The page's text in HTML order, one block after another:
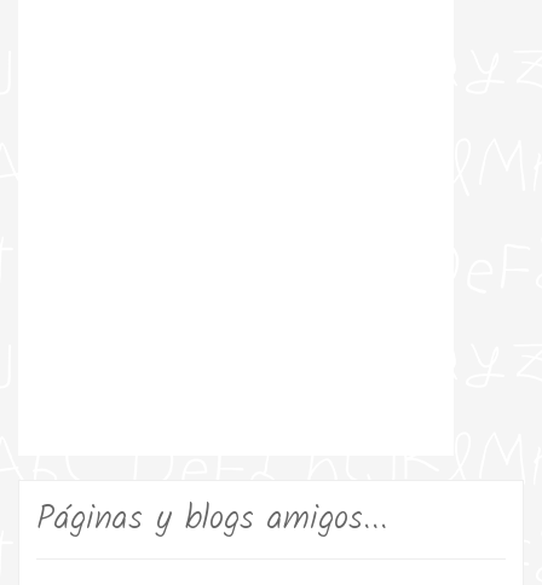
Páginas y blogs amigos...